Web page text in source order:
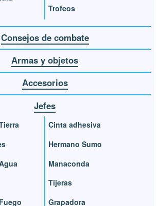
Trofeos
Consejos de combate
Armas y objetos
Accesorios
Jefes
Cinta adhesiva
Hermano Sumo
Manaconda
Tijeras
Grapadora